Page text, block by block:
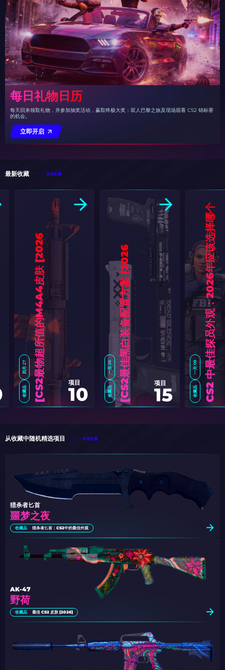
每日礼物日历
每天回来领取礼物，并参加抽奖活动，赢取终极大奖：双人巴黎之旅及现场观看 CS2 锦标赛
的机会。
立即开启
最新收藏 所有收藏
一月 09
收藏品 CS2 中最佳探员外观：2026年应该选择哪个
一月 26
收藏品
C
S
2
最
佳
黑
白
装
备
配
置
方
案
[
2
0
2
6
] 项目
15
四月 27
收藏品
C
S
2
最
物
超
所
值
的
M
4
A
4
皮
肤
[
2
0
2
6
] 项目
10
从收藏中随机精选项目 所有收藏
噩梦之夜
猎杀者匕首
收藏品 猎杀者匕首：CS2中的最佳外观
野荷
AK-47
收藏品 最佳 CS2 皮肤 [2026]